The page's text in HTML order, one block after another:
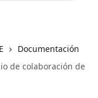
Documentación
de colaboración de